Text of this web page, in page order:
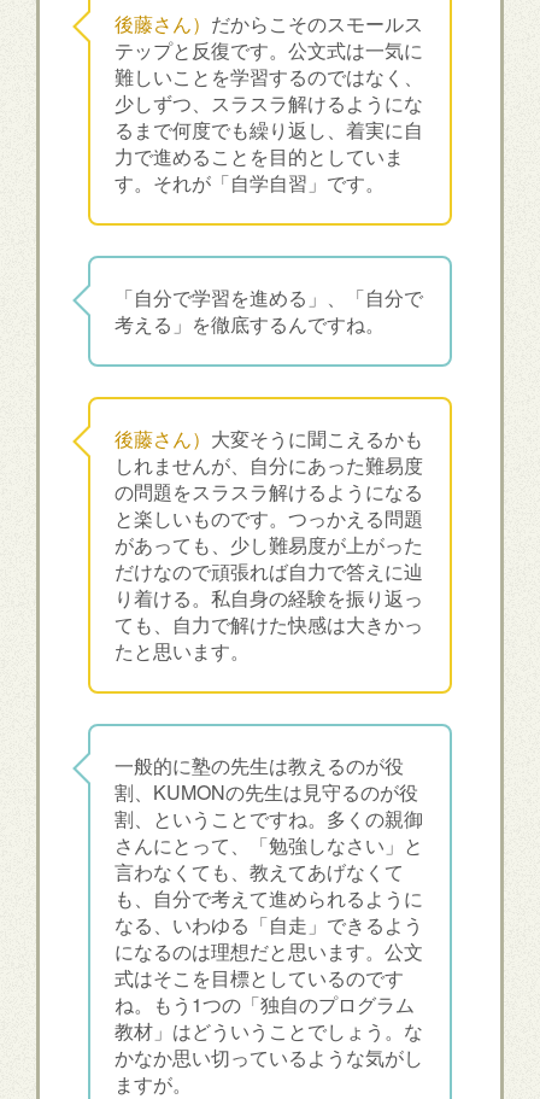
後藤さん） だからこそのスモールス
テップと反復です。公文式は一気に
難しいことを学習するのではなく、
少しずつ、スラスラ解けるようにな
るまで何度でも繰り返し、着実に自
力で進めることを目的としていま
す。それが「自学自習」です。
「自分で学習を進める」、「自分で
考える」を徹底するんですね。
後藤さん） 大変そうに聞こえるかも
しれませんが、自分にあった難易度
の問題をスラスラ解けるようになる
と楽しいものです。つっかえる問題
があっても、少し難易度が上がった
だけなので頑張れば自力で答えに辿
り着ける。私自身の経験を振り返っ
ても、自力で解けた快感は大きかっ
たと思います。
一般的に塾の先生は教えるのが役
割、KUMONの先生は見守るのが役
割、ということですね。多くの親御
さんにとって、「勉強しなさい」と
言わなくても、教えてあげなくて
も、自分で考えて進められるように
なる、いわゆる「自走」できるよう
になるのは理想だと思います。公文
式はそこを目標としているのです
ね。もう1つの「独自のプログラム
教材」はどういうことでしょう。な
かなか思い切っているような気がし
ますが。